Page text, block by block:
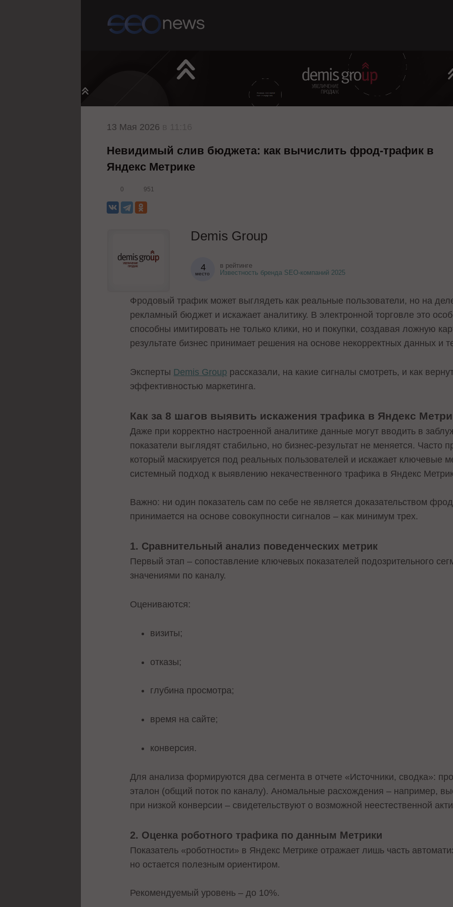
13 Мая 2026
Невидимый слив бюджета: как вычислить фрод-трафик в
Яндекс Метрике
0 951
Demis Group
4
место
в рейтинге
Известность бренда SEO-компаний 2025
Фродовый трафик может выглядеть как реальные пользователи, но на
рекламный бюджет и искажает аналитику. В электронной торговле это
способны имитировать не только клики, но и покупки, создавая ложную
результате бизнес принимает решения на основе некорректных данных и
Эксперты Demis Group рассказали, на какие сигналы смотреть, и как
эффективностью маркетинга.
Как за 8 шагов выявить искажения трафика в Яндекс
Даже при корректно настроенной аналитике данные могут вводить в
показатели выглядят стабильно, но бизнес-результат не меняется. Часто
который маскируется под реальных пользователей и искажает ключевые
системный подход к выявлению некачественного трафика в Яндекс
Важно: ни один показатель сам по себе не является доказательством
принимается на основе совокупности сигналов – как минимум трех.
1. Сравнительный анализ поведенческих метрик
Первый этап – сопоставление ключевых показателей подозрительного
значениями по каналу.
Оцениваются:
визиты;
отказы;
глубина просмотра;
время на сайте;
конверсия.
Для анализа формируются два сегмента в отчете «Источники, сводка»:
эталон (общий поток по каналу). Аномальные расхождения – например,
при низкой конверсии – свидетельствуют о возможной неестественной
2. Оценка роботного трафика по данным Метрики
Показатель «роботности» в Яндекс Метрике отражает лишь часть
но остается полезным ориентиром.
Рекомендуемый уровень – до 10%.